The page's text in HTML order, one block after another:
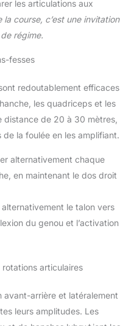
les articulations aux
la course, c’est une invitation
régime.
fesses
redoutablement efficaces
les quadriceps et les
distance de 20 à 30 mètres,
la foulée en les amplifiant.
alternativement chaque
en maintenant le dos droit
alternativement le talon vers
du genou et l’activation
articulaires
avant-arrière et latéralement
leurs amplitudes. Les